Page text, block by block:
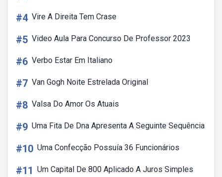
#4 Vire A Direita Tem Crase
#5 Video Aula Para Concurso De Professor 2023
#6 Verbo Estar Em Italiano
#7 Van Gogh Noite Estrelada Original
#8 Valsa Do Amor Os Atuais
#9 Uma Fita De Dna Apresenta A Seguinte Sequência
#10 Uma Confecção Possuía 36 Funcionários
#11 Um Capital De 800 Aplicado A Juros Simples